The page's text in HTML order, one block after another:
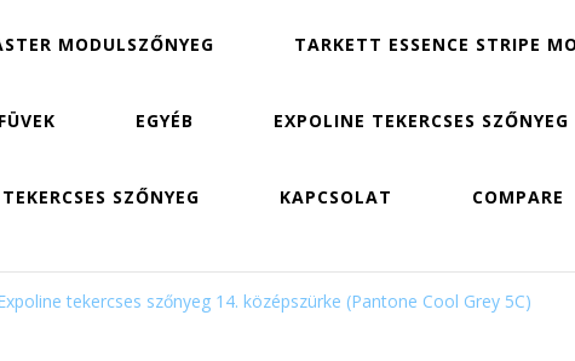
MODULSZŐNYEG TARKETT ESSENCE STRIPE
EGYÉB EXPOLINE TEKERCSES SZŐNYEG
SZŐNYEG KAPCSOLAT COMPARE
tekercses szőnyeg 14. középszürke (Pantone Cool Grey 5C)